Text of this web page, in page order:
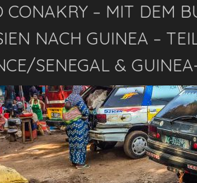
CONAKRY – MIT DEM
NACH GUINEA –
SENEGAL &